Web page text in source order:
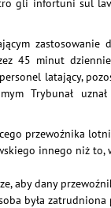
gli infortuni sul
45 minut
latający,
Trybunał
przewoźnika
innego niż
aby dany
była